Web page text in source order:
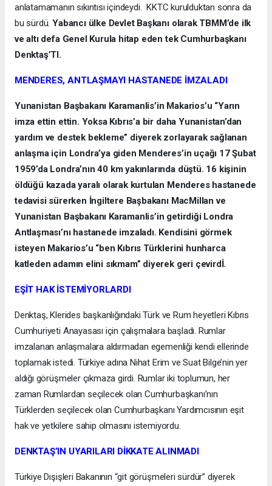
anlatamamanın sıkıntısı içindeydi. KKTC kurulduktan sonra da
bu sürdü.Yabancı ülke Devlet Başkanı olarak TBMM’de ilk
ve altı defa Genel Kurula hitap eden tek Cumhurbaşkanı
Denktaş’TI.
MENDERES, ANTLAŞMAYI HASTANEDE İMZALADI
Yunanistan Başbakanı Karamanlis’in Makarios’u “Yarın
imza ettin ettin. Yoksa Kıbrıs’a bir daha Yunanistan’dan
yardım ve destek bekleme” diyerek zorlayarak sağlanan
anlaşma için Londra’ya giden Menderes’in uçağı 17 Şubat
1959’da Londra’nın 40 km yakınlarında düştü. 16 kişinin
öldüğü kazada yaralı olarak kurtulan Menderes hastanede
tedavisi sürerken İngiltere Başbakanı MacMillan ve
Yunanistan Başbakanı Karamanlis’in getirdiği Londra
Antlaşması’nı hastanede imzaladı. Kendisini görmek
isteyen Makarios’u “ben Kıbrıs Türklerini hunharca
katleden adamın elini sıkmam” diyerek geri çevirdİ.
EŞİT HAK İSTEMİYORLARDI
Denktaş, Klerides başkanlığındaki Türk ve Rum heyetleri Kıbrıs
Cumhuriyeti Anayasası için çalışmalara başladı. Rumlar
imzalanan anlaşmalara aldırmadan egemenliği kendi ellerinde
toplamak istedi. Türkiye adına Nihat Erim ve Suat Bilge’nin yer
aldığı görüşmeler çıkmaza girdi. Rumlar iki toplumun, her
zaman Rumlardan seçilecek olan Cumhurbaşkanı’nın
Türklerden seçilecek olan Cumhurbaşkanı Yardımcısının eşit
hak ve yetkilere sahip olmasını istemiyordu.
DENKTAŞ’IN UYARILARI DİKKATE ALINMADI
Türkiye Dışişleri Bakanının “git görüşmeleri sürdür” diyerek